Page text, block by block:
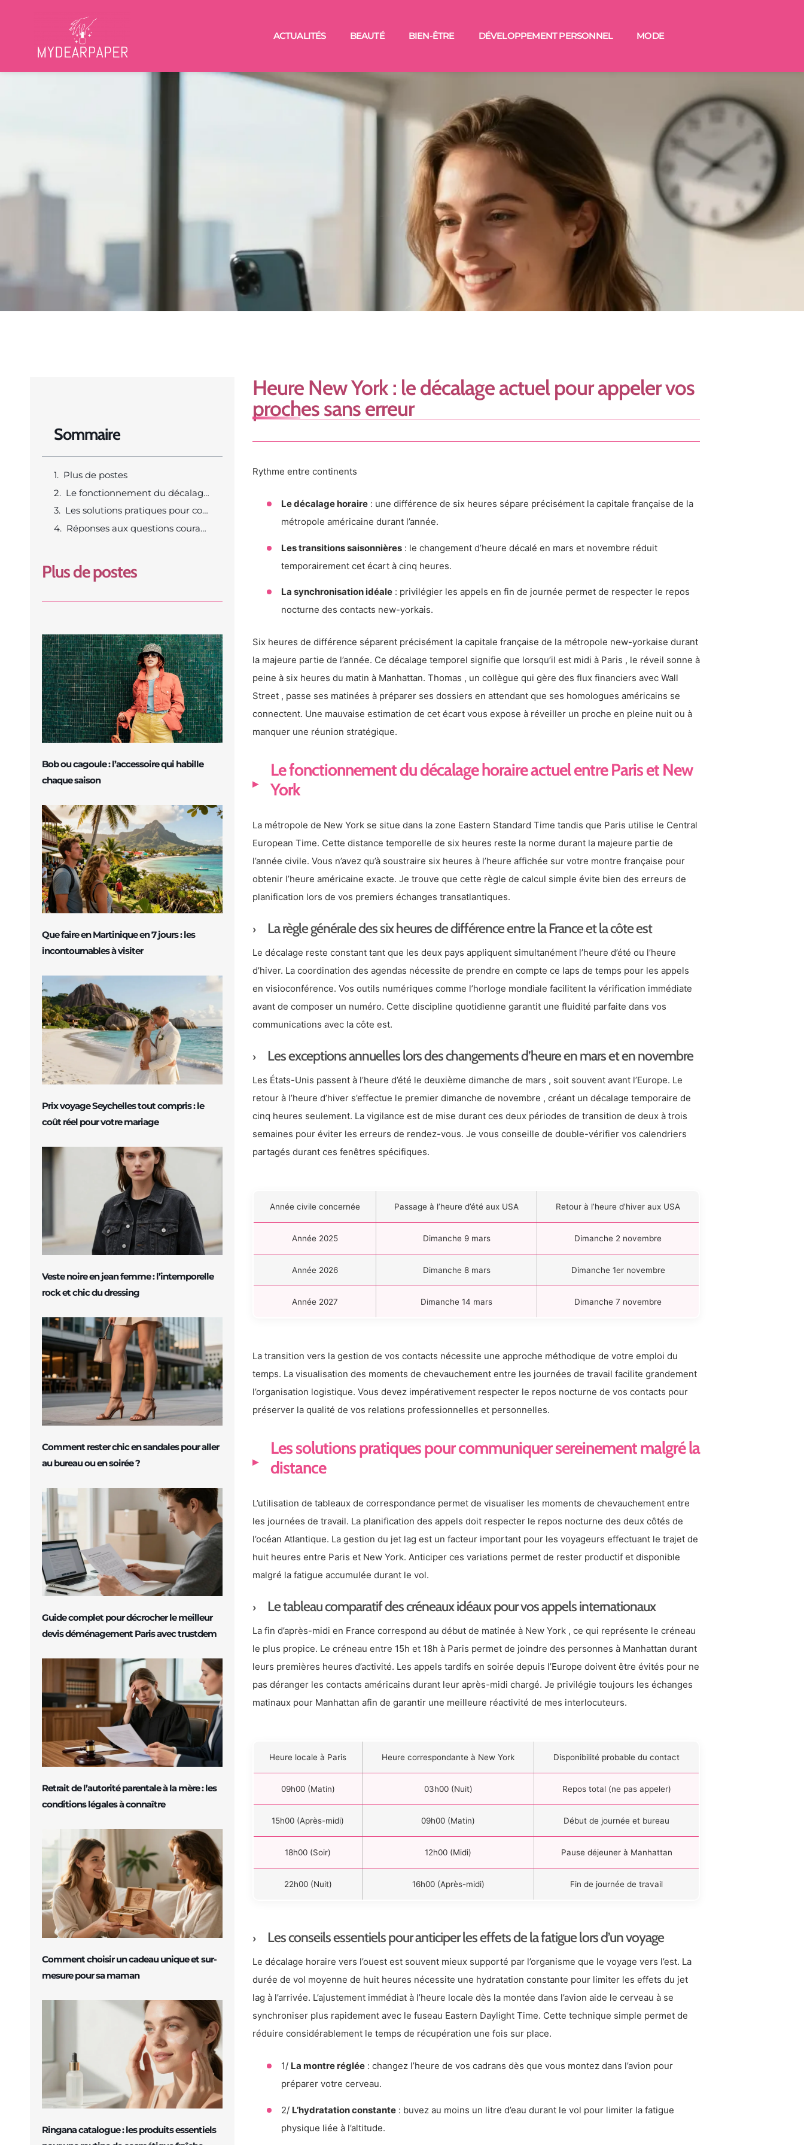
ACTUALITÉS BEAUTÉ BIEN-ÊTRE DÉVELOPPEMENT PERSONNEL MODE
Sommaire
Plus de postes
Le fonctionnement du décalage horaire actuel entre Paris et New York
Les solutions pratiques pour communiquer sereinement malgré la distance
Réponses aux questions courantes
Plus de postes
Bob ou cagoule : l’accessoire qui habille
chaque saison
Que faire en Martinique en 7 jours : les
incontournables à visiter
Prix voyage Seychelles tout compris : le
coût réel pour votre mariage
Veste noire en jean femme : l’intemporelle
rock et chic du dressing
Comment rester chic en sandales pour aller
au bureau ou en soirée ?
Guide complet pour décrocher le meilleur
devis déménagement Paris avec trustdem
Retrait de l’autorité parentale à la mère : les
conditions légales à connaître
Comment choisir un cadeau unique et sur-
mesure pour sa maman
Ringana catalogue : les produits essentiels
Heure New York : le décalage actuel pour appeler vos
proches sans erreur
Rythme entre continents
Le décalage horaire : une différence de six heures sépare précisément la capitale française de la
métropole américaine durant l’année.
Les transitions saisonnières : le changement d’heure décalé en mars et novembre réduit
temporairement cet écart à cinq heures.
La synchronisation idéale : privilégier les appels en fin de journée permet de respecter le repos
nocturne des contacts new-yorkais.
Six heures de différence séparent précisément la capitale française de la métropole new-yorkaise durant
la majeure partie de l’année. Ce décalage temporel signifie que lorsqu’il est midi à Paris , le réveil sonne à
peine à six heures du matin à Manhattan. Thomas , un collègue qui gère des flux financiers avec Wall
Street , passe ses matinées à préparer ses dossiers en attendant que ses homologues américains se
connectent. Une mauvaise estimation de cet écart vous expose à réveiller un proche en pleine nuit ou à
manquer une réunion stratégique.
Le fonctionnement du décalage horaire actuel entre Paris et New
York
La métropole de New York se situe dans la zone Eastern Standard Time tandis que Paris utilise le Central
European Time. Cette distance temporelle de six heures reste la norme durant la majeure partie de
l’année civile. Vous n’avez qu’à soustraire six heures à l’heure affichée sur votre montre française pour
obtenir l’heure américaine exacte. Je trouve que cette règle de calcul simple évite bien des erreurs de
planification lors de vos premiers échanges transatlantiques.
La règle générale des six heures de différence entre la France et la côte est
Le décalage reste constant tant que les deux pays appliquent simultanément l’heure d’été ou l’heure
d’hiver. La coordination des agendas nécessite de prendre en compte ce laps de temps pour les appels
en visioconférence. Vos outils numériques comme l’horloge mondiale facilitent la vérification immédiate
avant de composer un numéro. Cette discipline quotidienne garantit une fluidité parfaite dans vos
communications avec la côte est.
Les exceptions annuelles lors des changements d’heure en mars et en novembre
Les États-Unis passent à l’heure d’été le deuxième dimanche de mars , soit souvent avant l’Europe. Le
retour à l’heure d’hiver s’effectue le premier dimanche de novembre , créant un décalage temporaire de
cinq heures seulement. La vigilance est de mise durant ces deux périodes de transition de deux à trois
semaines pour éviter les erreurs de rendez-vous. Je vous conseille de double-vérifier vos calendriers
partagés durant ces fenêtres spécifiques.
Année civile concernée Passage à l’heure d’été aux USA Retour à l’heure d’hiver aux USA
Année 2025 Dimanche 9 mars Dimanche 2 novembre
Année 2026 Dimanche 8 mars Dimanche 1er novembre
Année 2027 Dimanche 14 mars Dimanche 7 novembre
La transition vers la gestion de vos contacts nécessite une approche méthodique de votre emploi du
temps. La visualisation des moments de chevauchement entre les journées de travail facilite grandement
l’organisation logistique. Vous devez impérativement respecter le repos nocturne de vos contacts pour
préserver la qualité de vos relations professionnelles et personnelles.
Les solutions pratiques pour communiquer sereinement malgré la
distance
L’utilisation de tableaux de correspondance permet de visualiser les moments de chevauchement entre
les journées de travail. La planification des appels doit respecter le repos nocturne des deux côtés de
l’océan Atlantique. La gestion du jet lag est un facteur important pour les voyageurs effectuant le trajet de
huit heures entre Paris et New York. Anticiper ces variations permet de rester productif et disponible
malgré la fatigue accumulée durant le vol.
Le tableau comparatif des créneaux idéaux pour vos appels internationaux
La fin d’après-midi en France correspond au début de matinée à New York , ce qui représente le créneau
le plus propice. Le créneau entre 15h et 18h à Paris permet de joindre des personnes à Manhattan durant
leurs premières heures d’activité. Les appels tardifs en soirée depuis l’Europe doivent être évités pour ne
pas déranger les contacts américains durant leur après-midi chargé. Je privilégie toujours les échanges
matinaux pour Manhattan afin de garantir une meilleure réactivité de mes interlocuteurs.
Heure locale à Paris Heure correspondante à New York Disponibilité probable du contact
09h00 (Matin) 03h00 (Nuit) Repos total (ne pas appeler)
15h00 (Après-midi) 09h00 (Matin) Début de journée et bureau
18h00 (Soir) 12h00 (Midi) Pause déjeuner à Manhattan
22h00 (Nuit) 16h00 (Après-midi) Fin de journée de travail
Les conseils essentiels pour anticiper les effets de la fatigue lors d’un voyage
Le décalage horaire vers l’ouest est souvent mieux supporté par l’organisme que le voyage vers l’est. La
durée de vol moyenne de huit heures nécessite une hydratation constante pour limiter les effets du jet
lag à l’arrivée. L’ajustement immédiat à l’heure locale dès la montée dans l’avion aide le cerveau à se
synchroniser plus rapidement avec le fuseau Eastern Daylight Time. Cette technique simple permet de
réduire considérablement le temps de récupération une fois sur place.
1/ La montre réglée : changez l’heure de vos cadrans dès que vous montez dans l’avion pour
préparer votre cerveau.
2/ L’hydratation constante : buvez au moins un litre d’eau durant le vol pour limiter la fatigue
physique liée à l’altitude.